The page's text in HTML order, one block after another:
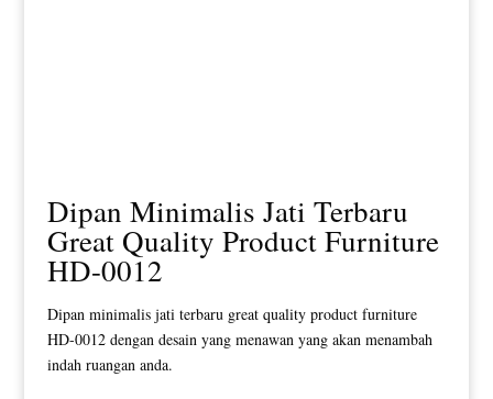
Dipan Minimalis Jati Terbaru
Great Quality Product Furniture
HD-0012
Dipan minimalis jati terbaru great quality product furniture
HD-0012 dengan desain yang menawan yang akan menambah
indah ruangan anda.